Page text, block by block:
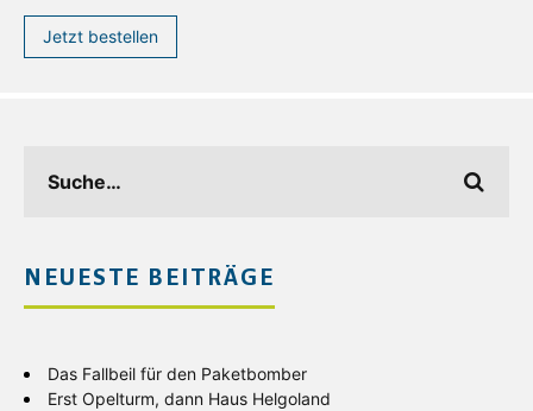
Jetzt bestellen
NEUESTE BEITRÄGE
Das Fallbeil für den Paketbomber
Erst Opelturm, dann Haus Helgoland